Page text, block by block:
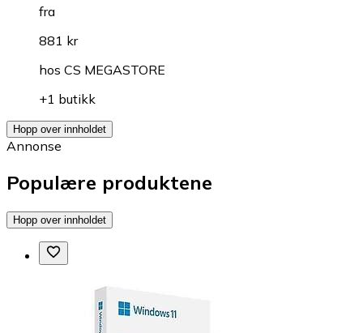
fra
881 kr
hos CS MEGASTORE
+1 butikk
Hopp over innholdet
Annonse
Populære produktene
Hopp over innholdet